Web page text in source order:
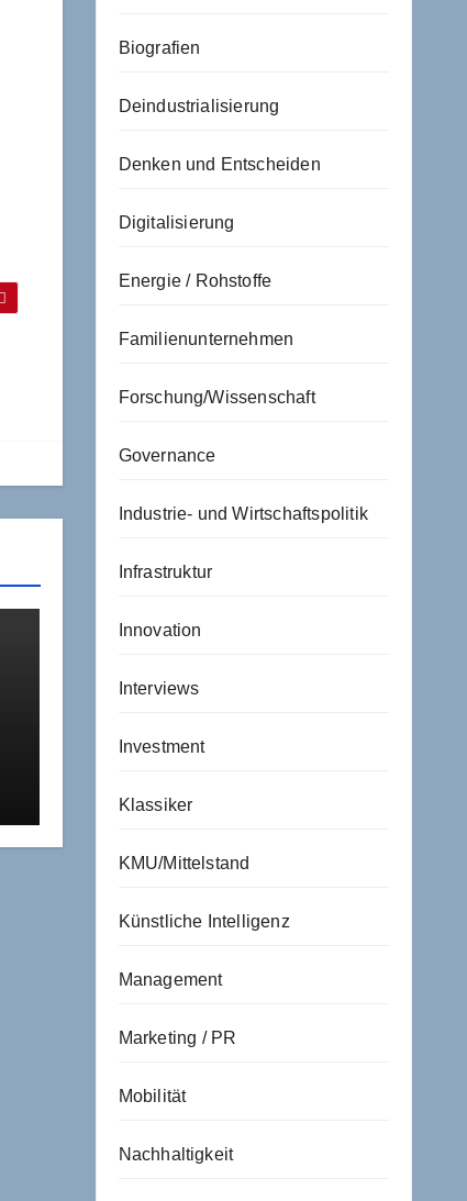
Biografien
Deindustrialisierung
Denken und Entscheiden
Digitalisierung
Energie / Rohstoffe
Familienunternehmen
Forschung/Wissenschaft
Governance
Industrie- und Wirtschaftspolitik
Infrastruktur
Innovation
Interviews
Investment
Klassiker
KMU/Mittelstand
Künstliche Intelligenz
Management
Marketing / PR
Mobilität
Nachhaltigkeit